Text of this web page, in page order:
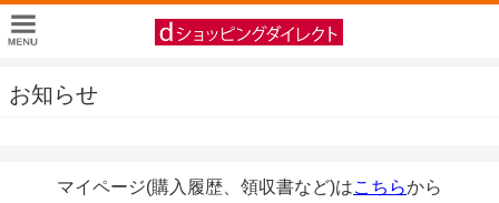
お知らせ
マイページ(購入履歴、領収書など)はこちらから